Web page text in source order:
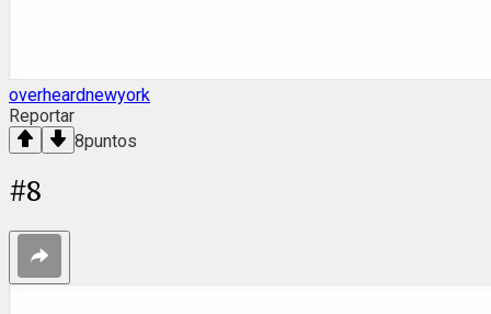
overheardnewyork
Reportar
8puntos
#8